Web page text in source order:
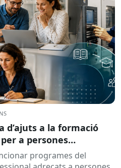
d’ajuts a la formació
a persones
programes del